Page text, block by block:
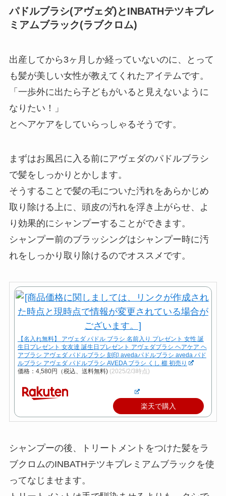
パドルブラシ(アヴェダ)とINBATHテツキプレ
ミアムブラック(ラブクロム)
出産してから3ヶ月しか経っていないのに、とって
も髪が美しい女性が教えてくれたアイテムです。
「一歩外に出たら子どもがいると見えないように
なりたい！」
とヘアケアをしていらっしゃるそうです。
まずはお風呂に入る前にアヴェダのパドルブラシ
で髪をしっかりとかします。
そうすることで髪の毛についた汚れをあらかじめ
取り除ける上に、頭皮の汚れを浮き上がらせ、よ
り効果的にシャンプーすることができます。
シャンプー前のブラッシングはシャンプー時に汚
れをしっかり取り除けるのでオススメです。
【名入れ無料】 アヴェダ パドル ブラシ 名前入り プレゼント 女性 誕
生日プレゼント 女友達 誕生日プレゼント アヴェダブラシ ヘアケア ヘ
アブラシ アヴェダ パドルブラシ 刻印 avedaパドルブラシ aveda パド
ルブラシ アヴェダ パドルブラシ AVEDA ブラシ くし 櫛 初売り
価格：4,580円（税込、送料無料) (2025/2/3時点)
楽天で購入
シャンプーの後、トリートメントをつけた髪をラ
ブクロムのINBATHテツキプレミアムブラックを使
ってなじませます。